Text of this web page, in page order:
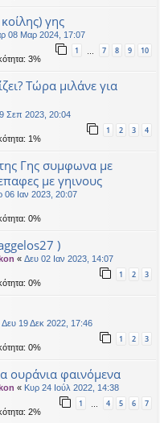
γης
08 Μαρ 2024, 17:07
1 7 8 9 10
3%
Τώρα μιλάνε για
Σεπ 2023, 20:04
1 2 3 4
1%
Γης συμφωνα με
με γηινους
06 Ιαν 2023, 20:07
0%
)
« Δευ 02 Ιαν 2023, 14:07
1 2 3
0%
Δευ 19 Δεκ 2022, 17:46
1 2 3
0%
ουράνια φαινόμενα
« Κυρ 24 Ιούλ 2022, 14:38
1 4 5 6 7
2%